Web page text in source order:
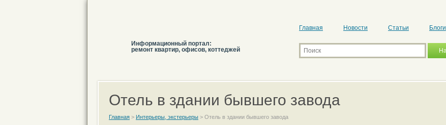
Информационный портал:
ремонт квартир, офисов, коттеджей
Главная Новости Статьи Блоги
Отель в здании бывшего завода
Главная > Интерьеры, экстерьеры > Отель в здании бывшего завода